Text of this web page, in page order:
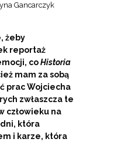
Gancarczyk
żeby
reportaż
coHistoria
mam za sobą
prac Wojciecha
zwłaszcza te
człowieku na
która
i karze, która